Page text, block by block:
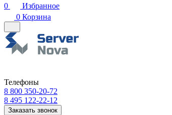
0
Избранное
0 Корзина
Телефоны
8 800 350-20-72
8 495 122-22-12
Заказать звонок